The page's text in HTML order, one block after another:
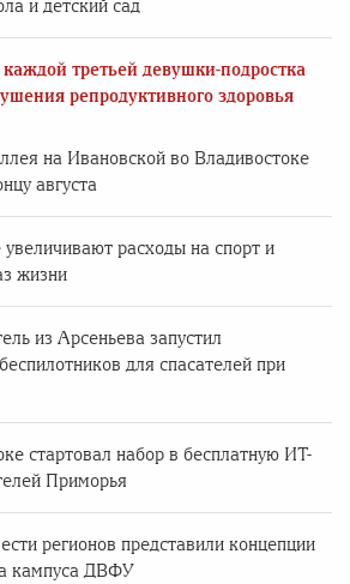
и детский сад
третьей девушки-подростка
репродуктивного здоровья
на Ивановской во Владивостоке
августа
расходы на спорт и
жизни
из Арсеньева запустил
для спасателей при
стартовал набор в бесплатную ИТ-
Приморья
регионов представили концепции
кампуса ДВФУ